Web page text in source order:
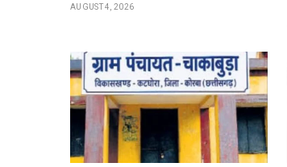
AUGUST 4, 2026